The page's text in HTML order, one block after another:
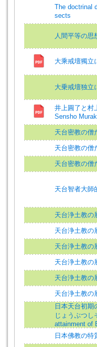
The doctrinal
sects
人間平等の思
大乘戒壇獨立
大乗戒壇独立
井上圓了と村
Sensho
天台密教の僧
天台密教の僧
天台密教の僧
天台智者大師
天台浄土教の
天台浄土教の
天台浄土教の
天台浄土教の
天台浄土教の
天台浄土教の
日本天台初
じょうぶつ
attainment of
日本佛教の特